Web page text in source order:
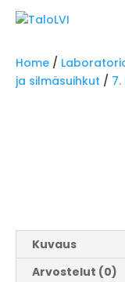
Home /
ja silmäsuihkut /
Kuvaus
Arvostelut (0)